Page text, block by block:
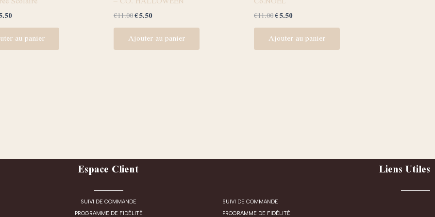
au panier
€11.00€5.50
Ajouter au panier
€11.00€5.50
Ajouter au panier
Espace Client
SUIVI DE COMMANDE
PROGRAMME DE FIDÉLITÉ
Liens Utiles
SUIVI DE COMMANDE
PROGRAMME DE FIDÉLITÉ